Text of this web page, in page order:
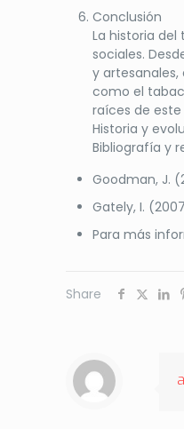
Conclusión
La historia
sociales.
y
como el
raíces de
Historia y
Bibliografía y
Goodman, J.
Gately, I.
Para más
Share